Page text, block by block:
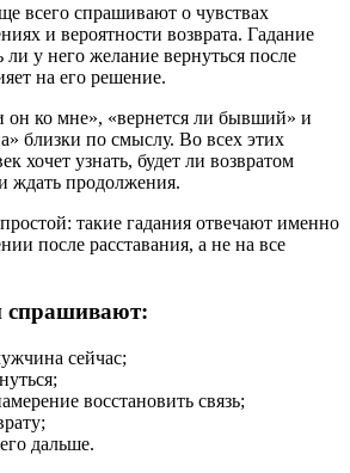
всего спрашивают о чувствах
и вероятности возврата. Гадание
ли у него желание вернуться после
на его решение.
он ко мне», «вернется ли бывший» и
близки по смыслу. Во всех этих
хочет узнать, будет ли возвратом
ждать продолжения.
такие гадания отвечают именно
после расставания, а не на все
спрашивают:
сейчас;
восстановить связь;
дальше.